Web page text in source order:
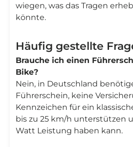
wiegen, was das Tragen
könnte.
Häufig gestellte
Brauche ich einen
Bike?
Nein, in Deutschland
Führerschein, keine
Kennzeichen für ein
bis zu 25 km/h unterstützen
Watt Leistung haben kann.